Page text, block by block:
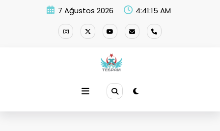
7 Ağustos 2026 4:41:16 AM